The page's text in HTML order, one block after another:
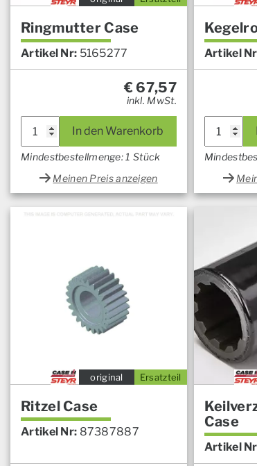
Ringmutter Case
Artikel Nr: 5165277
€ 67,57
inkl. MwSt.
In den Warenkorb
Mindestbestellmenge: 1 Stück
Meinen Preis anzeigen
Artikel
Ersatzteil
original
Ritzel Case
Artikel Nr: 87387887
Case
Artikel